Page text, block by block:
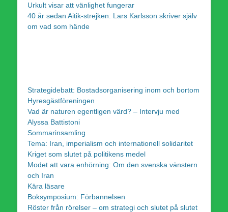
Urkult visar att vänlighet fungerar
40 år sedan Aitik-strejken: Lars Karlsson skriver själv
om vad som hände
Strategidebatt: Bostadsorganisering inom och bortom
Hyresgästföreningen
Vad är naturen egentligen värd? – Intervju med
Alyssa Battistoni
Sommarinsamling
Tema: Iran, imperialism och internationell solidaritet
Kriget som slutet på politikens medel
Modet att vara enhörning: Om den svenska vänstern
och Iran
Kära läsare
Boksymposium: Förbannelsen
Röster från rörelser – om strategi och slutet på slutet